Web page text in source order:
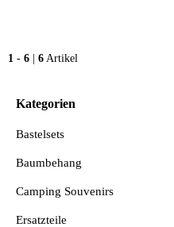
1 - 6 | 6 Artikel
Kategorien
Bastelsets
Baumbehang
Camping Souvenirs
Ersatzteile